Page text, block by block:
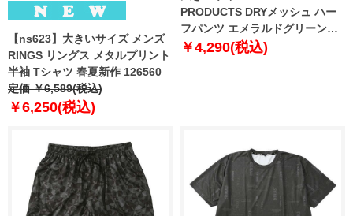
【ns623】大きいサイズ メンズ
RINGS リングス メタルプリント
半袖 Tシャツ 春夏新作 126560
定価 ￥6,589(税込)
￥6,250(税込)
PRODUCTS DRYメッシュ ハー
フパンツ エメラルドグリーン
1254-6204-3 3L 4L 5L 6L 7L 8L
￥4,290(税込)